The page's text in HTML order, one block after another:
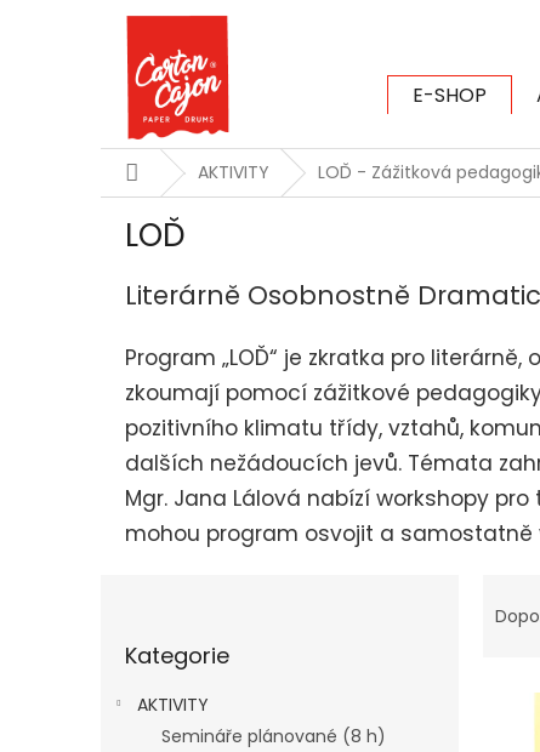
E-SHOP
DomůAKTIVITY LOĎ - Zážitková
LOĎ
Literárně Osobnostně
Program „LOĎ“ je zkratka pro
zkoumají pomocí zážitkové
pozitivního klimatu třídy, vztahů,
dalších nežádoucích jevů. Témata
Mgr. Jana Lálová nabízí workshopy pro
mohou program osvojit a samostatně
kategorie
Kategorie
AKTIVITY
Semináře plánované (8 h)
a